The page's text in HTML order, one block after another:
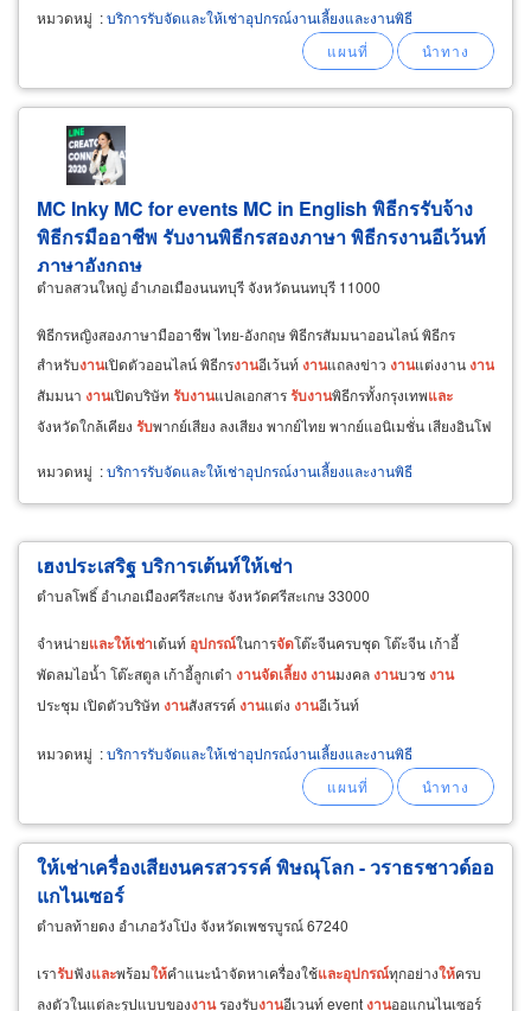
หมวดหมู่ :บริการรับจัดและให้เช่าอุปกรณ์งานเลี้ยงและงานพิธี
MC Inky MC for events MC in English พิธีกรรับจ้าง
พิธีกรมืออาชีพ รับงานพิธีกรสองภาษา พิธีกรงานอีเว้นท์
ภาษาอังกฤษ
ตำบลสวนใหญ่ อำเภอเมืองนนทบุรี จังหวัดนนทบุรี 11000
พิธีกรหญิงสองภาษามืออาชีพ ไทย-อังกฤษ พิธีกรสัมมนาออนไลน์ พิธีกร
สำหรับงานเปิดตัวออนไลน์ พิธีกรงานอีเว้นท์งานแถลงข่าว งานแต่งงานงาน
สัมมนา งานเปิดบริษัท รับงานแปลเอกสารรับงานพิธีกรทั้งกรุงเทพและ
จังหวัดใกล้เคียง รับพากย์เสียง ลงเสียง พากย์ไทย พากย์แอนิเมชั่น เสียงอินโฟ
หมวดหมู่ :บริการรับจัดและให้เช่าอุปกรณ์งานเลี้ยงและงานพิธี
เฮงประเสริฐ บริการเต้นท์ให้เช่า
ตำบลโพธิ์ อำเภอเมืองศรีสะเกษ จังหวัดศรีสะเกษ 33000
จำหน่ายและให้เช่าเต้นท์ อุปกรณ์ในการจัดโต๊ะจีนครบชุด โต๊ะจีน เก้าอี้
พัดลมไอน้ำ โต๊ะสตูล เก้าอี้ลูกเต๋า งานจัดเลี้ยงงานมงคลงานบวชงาน
ประชุม เปิดตัวบริษัท งานสังสรรค์งานแต่ง งานอีเว้นท์
หมวดหมู่ :บริการรับจัดและให้เช่าอุปกรณ์งานเลี้ยงและงานพิธี
ให้เช่าเครื่องเสียงนครสวรรค์ พิษณุโลก - วราธรชาวด์ออ
แกไนเซอร์
ตำบลท้ายดง อำเภอวังโป่ง จังหวัดเพชรบูรณ์ 67240
เรารับฟังและพร้อมให้คำแนะนำจัดหาเครื่องใช้และอุปกรณ์ทุกอย่างให้ครบ
ลงตัวในแต่ละรูปแบบของงานรองรับงานอีเวนท์ eventงานออแกนไนเซอร์